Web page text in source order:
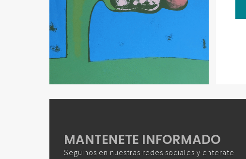
MANTENETE INFORMADO
Seguinos en nuestras redes sociales y enterate